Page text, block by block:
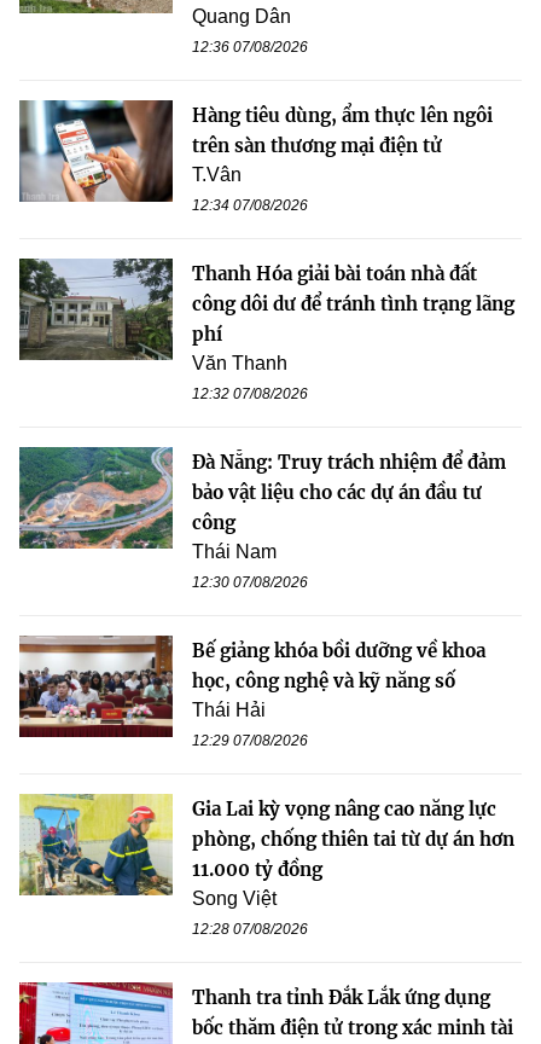
Quang Dân
12:36 07/08/2026
Hàng tiêu dùng, ẩm thực lên ngôi
trên sàn thương mại điện tử
T.Vân
12:34 07/08/2026
Thanh Hóa giải bài toán nhà đất
công dôi dư để tránh tình trạng lãng
phí
Văn Thanh
12:32 07/08/2026
Đà Nẵng: Truy trách nhiệm để đảm
bảo vật liệu cho các dự án đầu tư
công
Thái Nam
12:30 07/08/2026
Bế giảng khóa bồi dưỡng về khoa
học, công nghệ và kỹ năng số
Thái Hải
12:29 07/08/2026
Gia Lai kỳ vọng nâng cao năng lực
phòng, chống thiên tai từ dự án hơn
11.000 tỷ đồng
Song Việt
12:28 07/08/2026
Thanh tra tỉnh Đắk Lắk ứng dụng
bốc thăm điện tử trong xác minh tài